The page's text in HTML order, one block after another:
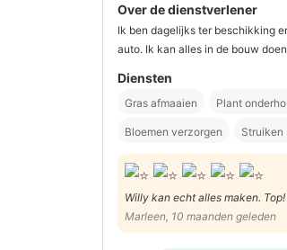
Over de dienstverlener
Ik ben dagelijks ter beschikking
auto. Ik kan alles in de bouw
Diensten
Gras afmaaien Plant
Bloemen verzorgen Struiken
Willy kan echt alles maken. Top!
Marleen, 10 maanden geleden